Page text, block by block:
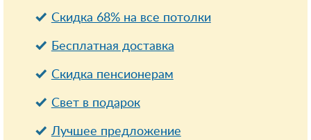
Скидка 68% на все потолки
Бесплатная доставка
Cкидка пенсионерам
Свет в подарок
Лучшее предложение